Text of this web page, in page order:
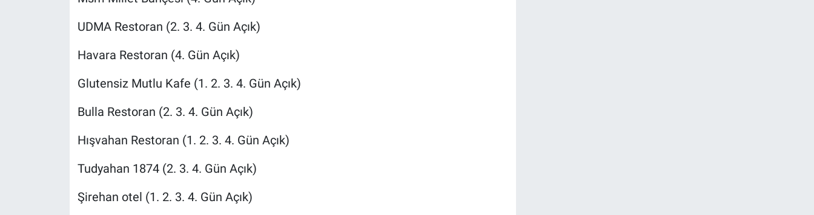
UDMA Restoran (2. 3. 4. Gün Açık)
Havara Restoran (4. Gün Açık)
Glutensiz Mutlu Kafe (1. 2. 3. 4. Gün Açık)
Bulla Restoran (2. 3. 4. Gün Açık)
Hışvahan Restoran (1. 2. 3. 4. Gün Açık)
Tudyahan 1874 (2. 3. 4. Gün Açık)
Şirehan otel (1. 2. 3. 4. Gün Açık)